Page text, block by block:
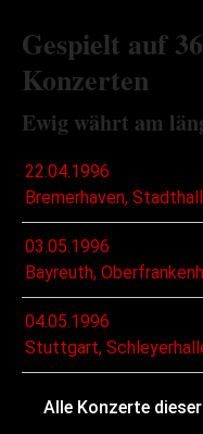
Gespielt auf
Konzerten
Ewig währt am
22.04.1996
Bremerhaven,
03.05.1996
Bayreuth,
04.05.1996
Stuttgart,
Alle Konzerte